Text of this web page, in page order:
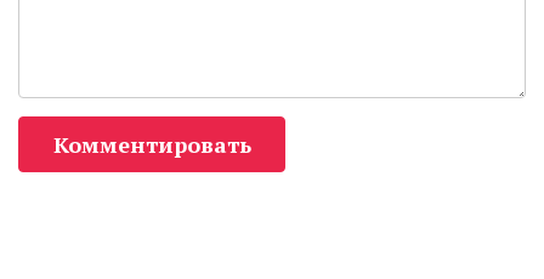
Комментировать